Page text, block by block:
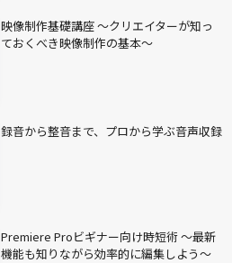
映像制作基礎講座 〜クリエイターが知っ
ておくべき映像制作の基本〜
録音から整音まで、プロから学ぶ音声収録
Premiere Proビギナー向け時短術 〜最新
機能も知りながら効率的に編集しよう〜